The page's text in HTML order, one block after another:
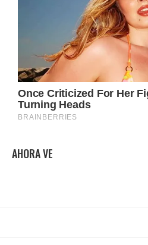
AHORA VE